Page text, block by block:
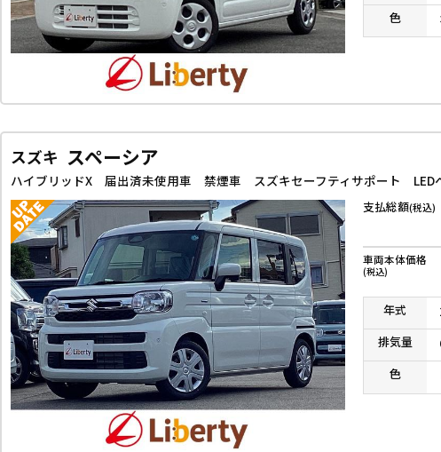
色
スズキ スペーシア
支払総額(税込)
車両本体価格
(税込)
年式
排気量
色